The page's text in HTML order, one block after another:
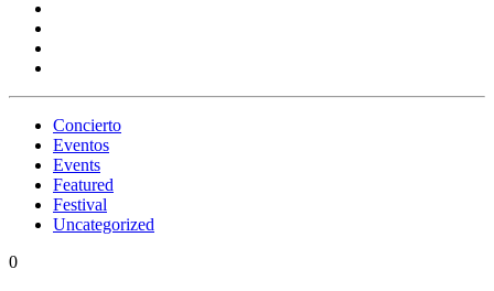
Concierto
Eventos
Events
Featured
Festival
Uncategorized
0